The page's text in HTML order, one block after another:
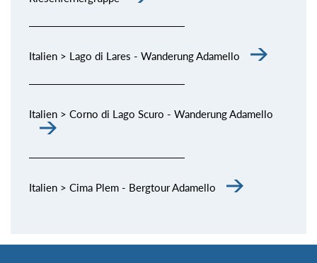
Italien > Lago di Lares - Wanderung Adamello
Italien > Corno di Lago Scuro - Wanderung Adamello
Italien > Cima Plem - Bergtour Adamello